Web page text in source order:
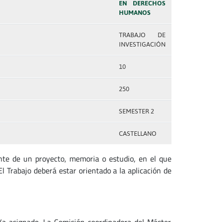
EN DERECHOS
HUMANOS
TRABAJO DE
INVESTIGACIÓN
10
250
SEMESTER 2
CASTELLANO
de un proyecto, memoria o estudio, en el que
deberá estar orientado a la aplicación de